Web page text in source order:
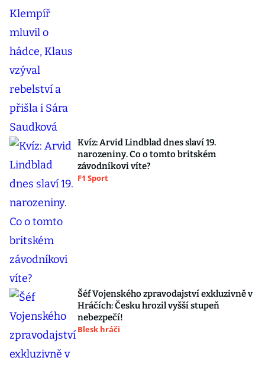
Kvíz: Arvid Lindblad dnes slaví 19.
narozeniny. Co o tomto britském
závodníkovi víte?
F1 Sport
Šéf Vojenského zpravodajství exkluzivně v
Hráčích: Česku hrozil vyšší stupeň
nebezpečí!
Blesk hráči